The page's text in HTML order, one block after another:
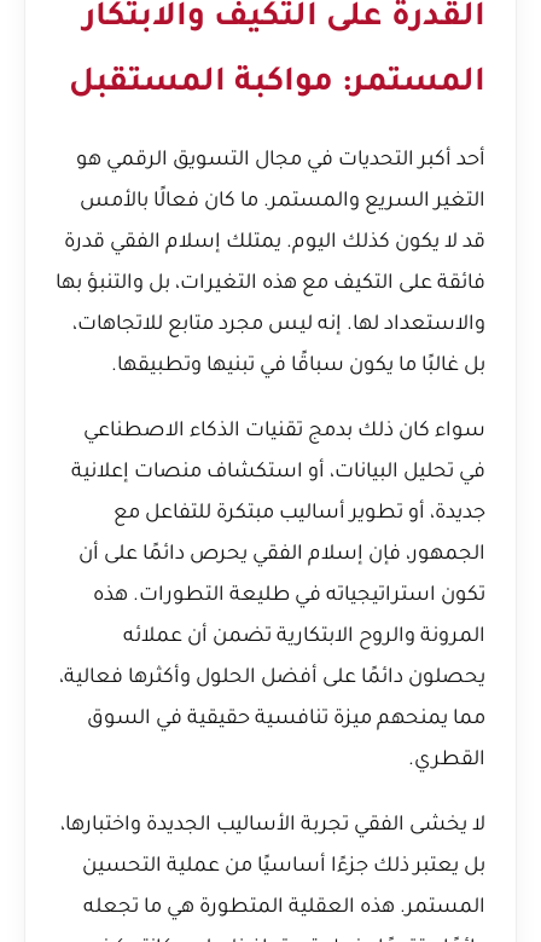
القدرة على التكيف والابتكار
المستمر: مواكبة المستقبل
أحد أكبر التحديات في مجال التسويق الرقمي هو
التغير السريع والمستمر. ما كان فعالًا بالأمس
قد لا يكون كذلك اليوم. يمتلك إسلام الفقي قدرة
فائقة على التكيف مع هذه التغيرات، بل والتنبؤ بها
والاستعداد لها. إنه ليس مجرد متابع للاتجاهات،
بل غالبًا ما يكون سباقًا في تبنيها وتطبيقها.
سواء كان ذلك بدمج تقنيات الذكاء الاصطناعي
في تحليل البيانات، أو استكشاف منصات إعلانية
جديدة، أو تطوير أساليب مبتكرة للتفاعل مع
الجمهور، فإن إسلام الفقي يحرص دائمًا على أن
تكون استراتيجياته في طليعة التطورات. هذه
المرونة والروح الابتكارية تضمن أن عملائه
يحصلون دائمًا على أفضل الحلول وأكثرها فعالية،
مما يمنحهم ميزة تنافسية حقيقية في السوق
القطري.
لا يخشى الفقي تجربة الأساليب الجديدة واختبارها،
بل يعتبر ذلك جزءًا أساسيًا من عملية التحسين
المستمر. هذه العقلية المتطورة هي ما تجعله